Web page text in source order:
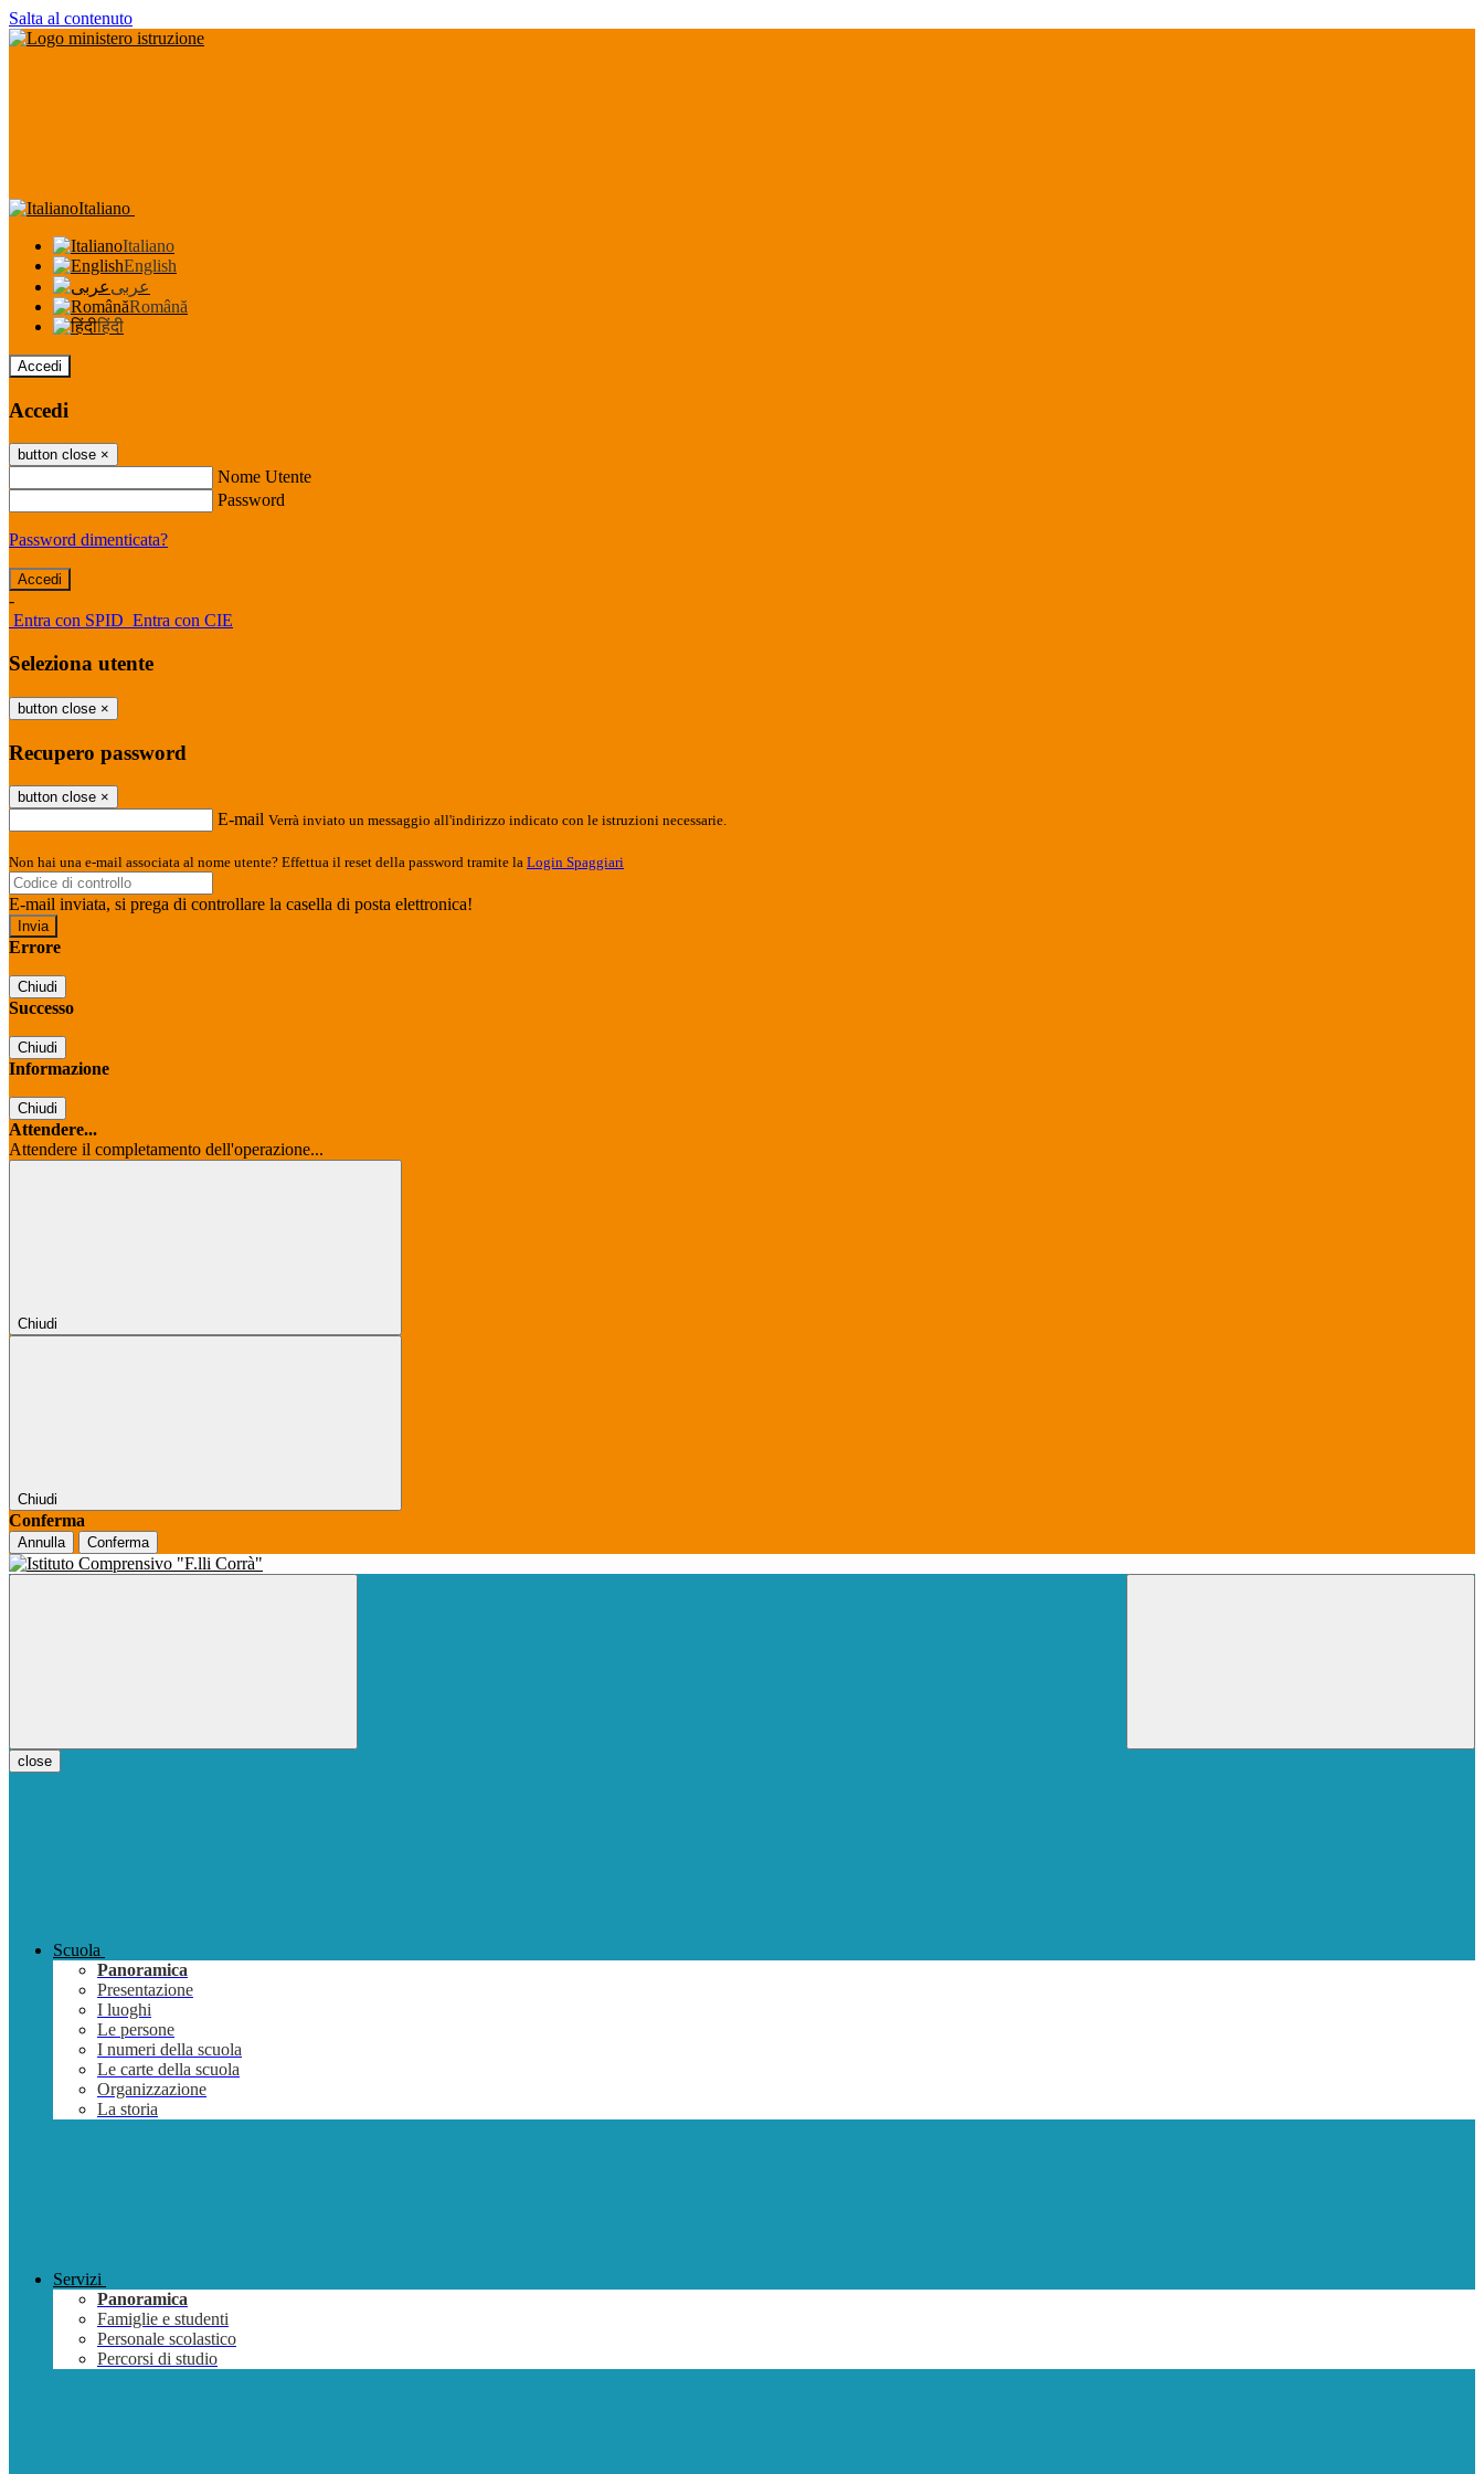
Salta al contenuto
Italiano
Italiano
English
عربى
Română
हिंदी
Accedi
Accedi
button close ×
Nome Utente
Password
Password dimenticata?
-
Entra con SPID Entra con CIE
Seleziona utente
button close ×
Recupero password
button close ×
E-mail Verrà inviato un messaggio all'indirizzo indicato con le istruzioni necessarie.
Non hai una e-mail associata al nome utente? Effettua il reset della password tramite la Login Spaggiari
E-mail inviata, si prega di controllare la casella di posta elettronica!
Errore
Chiudi
Successo
Chiudi
Informazione
Chiudi
Attendere...
Attendere il completamento dell'operazione...
Chiudi
Chiudi
Conferma
Annulla Conferma
close
Scuola
Panoramica
Presentazione
I luoghi
Le persone
I numeri della scuola
Le carte della scuola
Organizzazione
La storia
Servizi
Panoramica
Famiglie e studenti
Personale scolastico
Percorsi di studio